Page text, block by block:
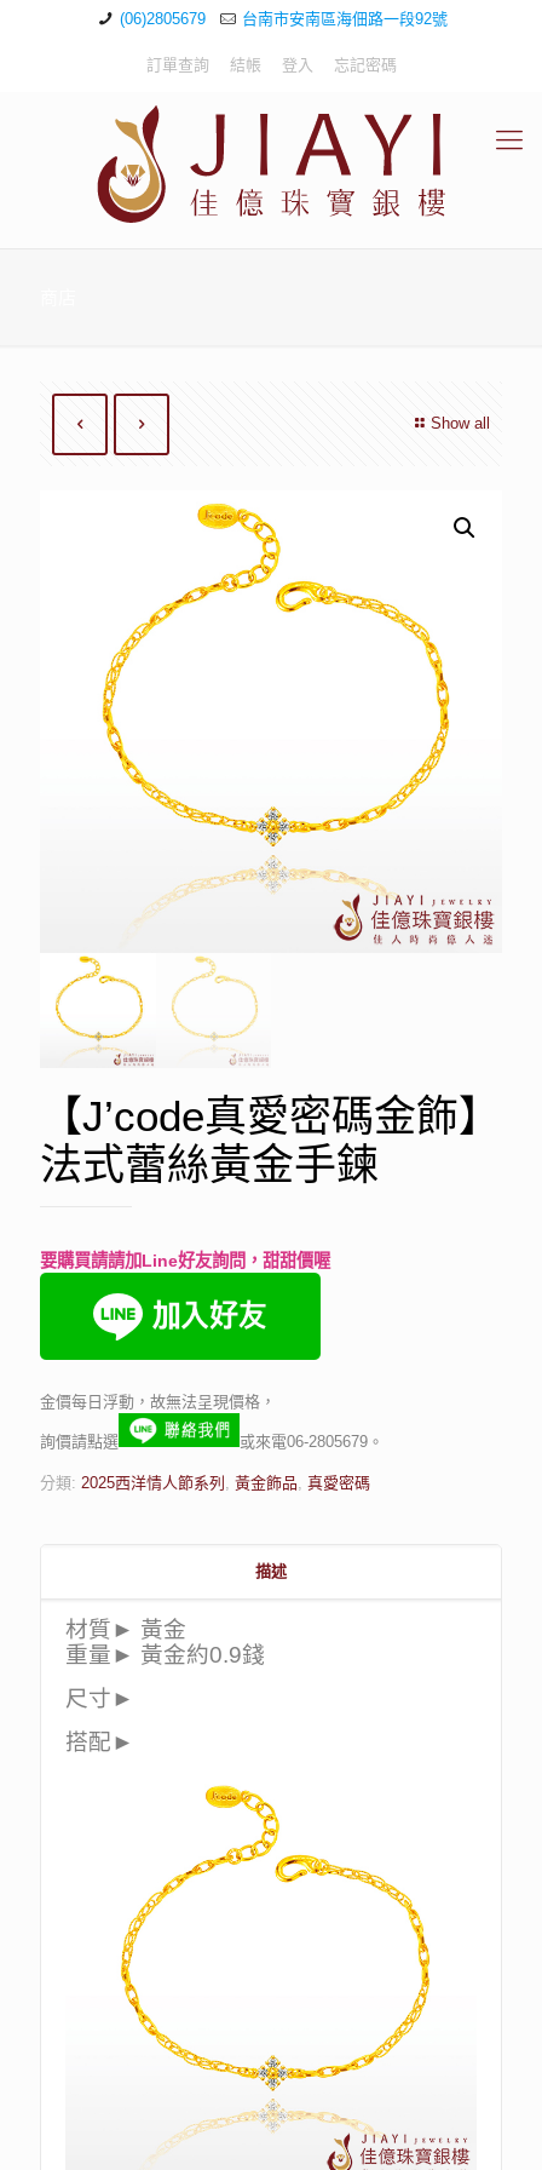
(06)2805679 台南市安南區海佃路一段92號
訂單查詢 結帳 登入 忘記密碼
Show all
【J’code真愛密碼金飾】
法式蕾絲黃金手鍊
要購買請請加Line好友詢問，甜甜價喔
金價每日浮動，故無法呈現價格，
詢價請點選 或來電06-2805679。
分類: 2025西洋情人節系列 , 黃金飾品, 真愛密碼
描述
材質► 黃金
重量► 黃金約0.9錢
尺寸►
搭配►